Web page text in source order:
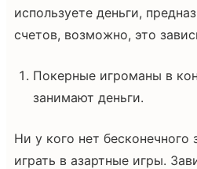
используете деньги,
счетов, возможно, это
Покерные игроманы в
занимают деньги.
Ни у кого нет бесконечного
играть в азартные игры.